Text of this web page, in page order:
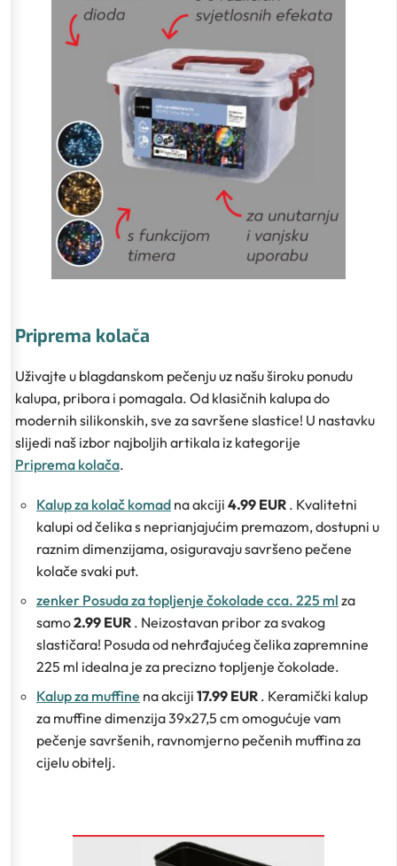
Priprema kolača
Uživajte u blagdanskom pečenju uz našu široku ponudu
kalupa, pribora i pomagala. Od klasičnih kalupa do
modernih silikonskih, sve za savršene slastice! U nastavku
slijedi naš izbor najboljih artikala iz kategorije
Priprema kolača.
Kalup za kolač komad na akciji 4.99 EUR . Kvalitetni
kalupi od čelika s neprianjajućim premazom, dostupni u
raznim dimenzijama, osiguravaju savršeno pečene
kolače svaki put.
zenker Posuda za topljenje čokolade cca. 225 ml za
samo2.99 EUR . Neizostavan pribor za svakog
slastičara! Posuda od nehrđajućeg čelika zapremnine
225 ml idealna je za precizno topljenje čokolade.
Kalup za muffine na akciji 17.99 EUR . Keramički kalup
za muffine dimenzija 39x27,5 cm omogućuje vam
pečenje savršenih, ravnomjerno pečenih muffina za
cijelu obitelj.